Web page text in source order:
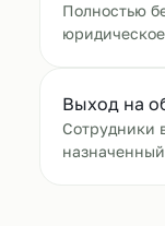
Полностью
Выход на
Сотрудники